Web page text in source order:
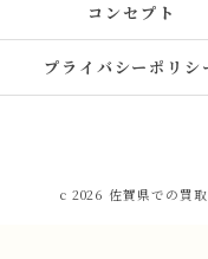
コンセプト
プライバシーポリシ
c 2026 佐賀県での買